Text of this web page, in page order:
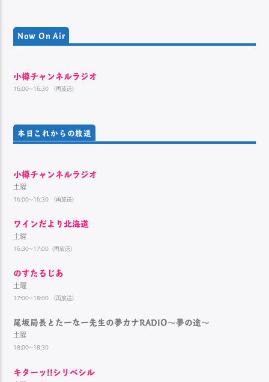
Now On Air
小樽チャンネルラジオ
16:00~16:30 （再放送）
本日これからの放送
小樽チャンネルラジオ
土曜
16:00~16:30 （再放送）
ワインだより北海道
土曜
16:30~17:00（再放送）
のすたるじあ
土曜
17:00~18:00 （再放送）
尾坂局長とたーなー先生の夢カナRADIO～夢の途～
土曜
18:00~18:30
キターッ!!シリベシル